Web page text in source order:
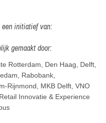
initiatief van:
gemaakt door:
Rotterdam, Den Haag, Delft,
Rabobank,
Rijnmond, MKB Delft, VNO
Innovatie & Experience